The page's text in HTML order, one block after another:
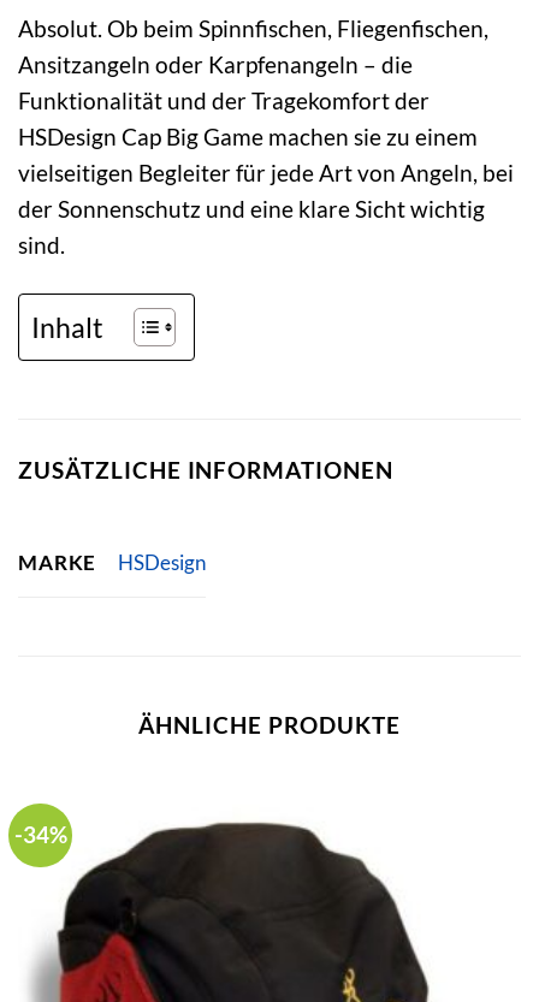
Absolut. Ob beim Spinnfischen, Fliegenfischen,
Ansitzangeln oder Karpfenangeln – die
Funktionalität und der Tragekomfort der
HSDesign Cap Big Game machen sie zu einem
vielseitigen Begleiter für jede Art von Angeln, bei
der Sonnenschutz und eine klare Sicht wichtig
sind.
Inhalt
ZUSÄTZLICHE INFORMATIONEN
MARKE HSDesign
ÄHNLICHE PRODUKTE
-34%